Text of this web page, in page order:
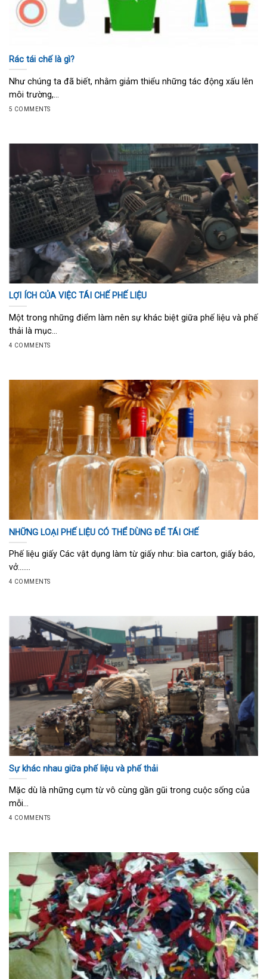
Rác tái chế là gì?
Như chúng ta đã biết, nhằm giảm thiểu những tác động xấu lên
môi trường,...
5 COMMENTS
LỢI ÍCH CỦA VIỆC TÁI CHẾ PHẾ LIỆU
Một trong những điểm làm nên sự khác biệt giữa phế liệu và phế
thải là mục...
4 COMMENTS
NHỮNG LOẠI PHẾ LIỆU CÓ THỂ DÙNG ĐỂ TÁI CHẾ
Phế liệu giấy Các vật dụng làm từ giấy như: bìa carton, giấy báo,
vở…....
4 COMMENTS
Sự khác nhau giữa phế liệu và phế thải
Mặc dù là những cụm từ vô cùng gần gũi trong cuộc sống của
mỗi...
4 COMMENTS